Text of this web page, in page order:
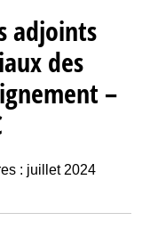
adjoints
des
–
: juillet 2024